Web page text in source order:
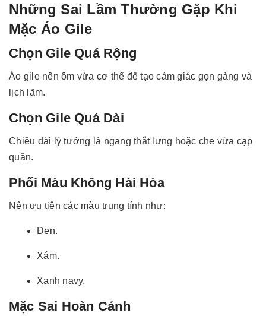
Những Sai Lầm Thường Gặp Khi
Mặc Áo Gile
Chọn Gile Quá Rộng
Áo gile nên ôm vừa cơ thể để tạo cảm giác gọn gàng và
lịch lãm.
Chọn Gile Quá Dài
Chiều dài lý tưởng là ngang thắt lưng hoặc che vừa cạp
quần.
Phối Màu Không Hài Hòa
Nên ưu tiên các màu trung tính như:
Đen.
Xám.
Xanh navy.
Mặc Sai Hoàn Cảnh